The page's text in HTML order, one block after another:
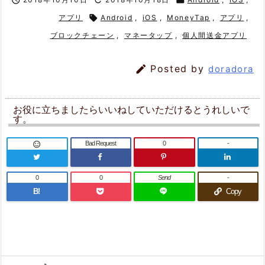
アプリ
 Android , iOS , MoneyTap , アプリ ,
ブロックチェーン , マネータップ , 個人間送金アプリ
 Posted bydoradora
お役に立ちましたらいいねしていただけるとうれしいで
す。
 Bad Request 0 -
B!
0 0 Send
Copy
-